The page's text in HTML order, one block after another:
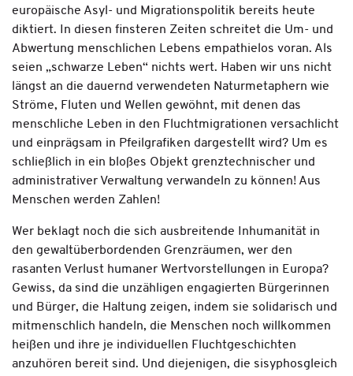
europäische Asyl- und Migrationspolitik bereits heute
diktiert. In diesen finsteren Zeiten schreitet die Um- und
Abwertung menschlichen Lebens empathielos voran. Als
seien „schwarze Leben“ nichts wert. Haben wir uns nicht
längst an die dauernd verwendeten Naturmetaphern wie
Ströme, Fluten und Wellen gewöhnt, mit denen das
menschliche Leben in den Fluchtmigrationen versachlicht
und einprägsam in Pfeilgrafiken dargestellt wird? Um es
schließlich in ein bloßes Objekt grenztechnischer und
administrativer Verwaltung verwandeln zu können! Aus
Menschen werden Zahlen!
Wer beklagt noch die sich ausbreitende Inhumanität in
den gewaltüberbordenden Grenzräumen, wer den
rasanten Verlust humaner Wertvorstellungen in Europa?
Gewiss, da sind die unzähligen engagierten Bürgerinnen
und Bürger, die Haltung zeigen, indem sie solidarisch und
mitmenschlich handeln, die Menschen noch willkommen
heißen und ihre je individuellen Fluchtgeschichten
anzuhören bereit sind. Und diejenigen, die sisyphosgleich